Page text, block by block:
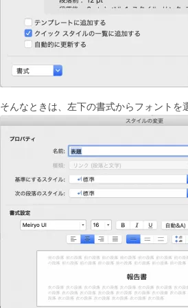
そんなときは、左下の書式からフォントを